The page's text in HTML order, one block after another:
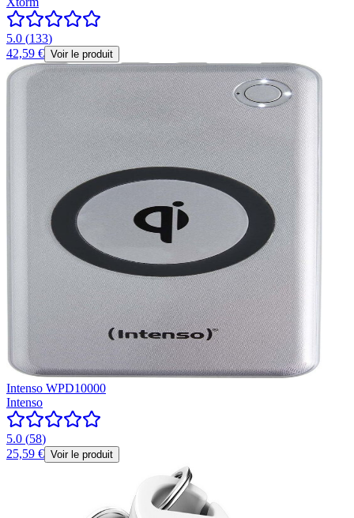
5.0 (133)
42,59 € Voir le produit
Intenso WPD10000
Intenso
5.0 (58)
25,59 € Voir le produit